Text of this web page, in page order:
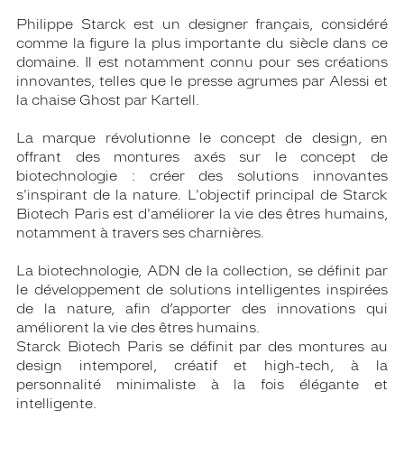
Philippe Starck est un designer français, considéré
comme la figure la plus importante du siècle dans ce
domaine. Il est notamment connu pour ses créations
innovantes, telles que le presse agrumes par Alessi et
la chaise Ghost par Kartell.
La marque révolutionne le concept de design, en
offrant des montures axés sur le concept de
biotechnologie : créer des solutions innovantes
s'inspirant de la nature. L'objectif principal de Starck
Biotech Paris est d'améliorer la vie des êtres humains,
notamment à travers ses charnières.
La biotechnologie, ADN de la collection, se définit par
le développement de solutions intelligentes inspirées
de la nature, afin d’apporter des innovations qui
améliorent la vie des êtres humains.
Starck Biotech Paris se définit par des montures au
design intemporel, créatif et high-tech, à la
personnalité minimaliste à la fois élégante et
intelligente.